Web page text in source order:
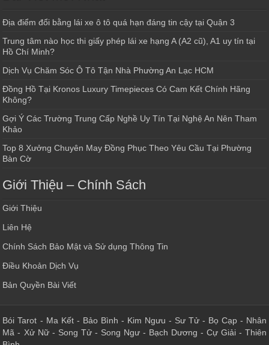
Địa điểm đổi bằng lái xe ô tô quá hạn đáng tin cậy tại Quận 3
Trung tâm nào học thi giấy phép lái xe hạng A (A2 cũ), A1 uy tín tại
Hồ Chí Minh?
Dịch Vụ Chăm Sóc Ô Tô Tận Nhà Phường An Lạc HCM
Đồng Hồ Tại Kronos Luxury Timepieces Có Cam Kết Chính Hãng
Không?
Gợi Ý Các Trường Trung Cấp Nghề Uy Tín Tại Nghệ An Nên Tham
Khảo
Top 8 Xưởng Chuyên May Đồng Phục Theo Yêu Cầu Tại Phường
Bàn Cờ
Giới Thiệu – Chính Sách
Giới Thiệu
Liên Hệ
Chính Sách Bảo Mật và Sử dụng Thông Tin
Điều Khoản Dịch Vụ
Bản Quyền Bài Viết
Bói Tarot - Ma Kết- Bảo Bình - Kim Ngưu - Sư Tử- Bọ Cạp- Nhân
Mã - Xử Nữ- Song Tử- Song Ngư- Bạch Dương - Cự Giải- Thiên